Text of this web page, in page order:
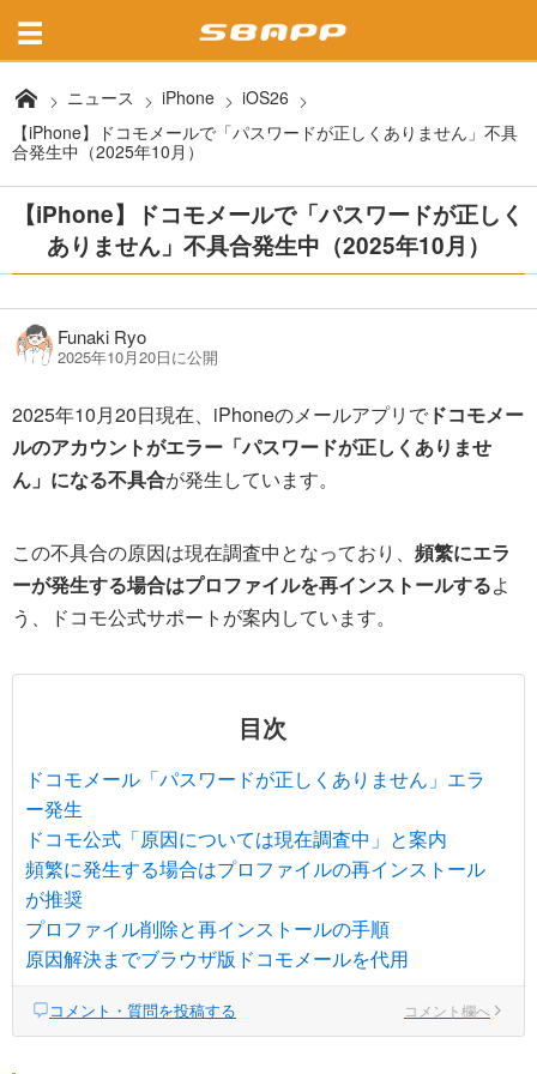
ニュース iPhone
iOS26
【iPhone】ドコモメールで「パスワードが正しくありません」不具
合発生中（2025年10月）
【iPhone】ドコモメールで「パスワードが正しく
ありません」不具合発生中（2025年10月）
Funaki Ryo
2025年10月20日に公開
2025年10月20日現在、iPhoneのメールアプリで ドコモメー
ルのアカウントがエラー「パスワードが正しくありませ
ん」になる不具合が発生しています。
この不具合の原因は現在調査中となっており、 頻繁にエラ
ーが発生する場合はプロファイルを再インストールするよ
う、ドコモ公式サポートが案内しています。
目次
ドコモメール「パスワードが正しくありません」エラ
ー発生
ドコモ公式「原因については現在調査中」と案内
頻繁に発生する場合はプロファイルの再インストール
が推奨
プロファイル削除と再インストールの手順
原因解決までブラウザ版ドコモメールを代用
コメント・質問を投稿する コメント欄へ